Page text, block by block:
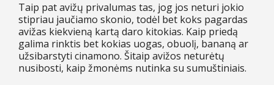
Taip pat avižų privalumas tas, jog jos neturi jokio
stipriau jaučiamo skonio, todėl bet koks pagardas
avižas kiekvieną kartą daro kitokias. Kaip priedą
galima rinktis bet kokias uogas, obuolį, bananą ar
užsibarstyti cinamono. Šitaip avižos neturėtų
nusibosti, kaip žmonėms nutinka su sumuštiniais.